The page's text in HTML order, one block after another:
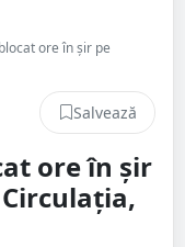
ore în șir pe
Salvează
ore în șir